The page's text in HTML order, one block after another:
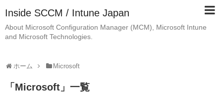
Inside SCCM / Intune Japan
About Microsoft Configuration Manager (MCM), Microsoft Intune
and Microsoft Technologies.
ホーム Microsoft
「 Microsoft 」 一覧